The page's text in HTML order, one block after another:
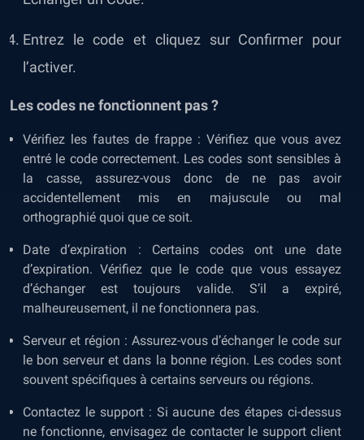
Entrez le code et cliquez sur Confirmer pour
l’activer.
Les codes ne fonctionnent pas ?
Vérifiez les fautes de frappe : Vérifiez que vous avez
entré le code correctement. Les codes sont sensibles à
la casse, assurez-vous donc de ne pas avoir
accidentellement mis en majuscule ou mal
orthographié quoi que ce soit.
Date d’expiration : Certains codes ont une date
d’expiration. Vérifiez que le code que vous essayez
d’échanger est toujours valide. S’il a expiré,
malheureusement, il ne fonctionnera pas.
Serveur et région : Assurez-vous d’échanger le code sur
le bon serveur et dans la bonne région. Les codes sont
souvent spécifiques à certains serveurs ou régions.
Contactez le support : Si aucune des étapes ci-dessus
ne fonctionne, envisagez de contacter le support client